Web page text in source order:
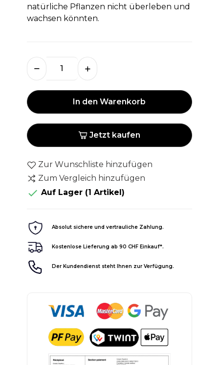
natürliche Pflanzen nicht überleben und
wachsen könnten.
In den Warenkorb
Jetzt kaufen
Zur Wunschliste hinzufügen
Zum Vergleich hinzufügen
 Auf Lager (1 Artikel)
Absolut sichere und vertrauliche Zahlung.
Kostenlose Lieferung ab 90 CHF Einkauf*.
Der Kundendienst steht Ihnen zur Verfügung.